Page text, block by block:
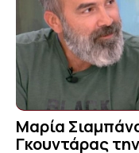
Μαρία
Γκουντάρας